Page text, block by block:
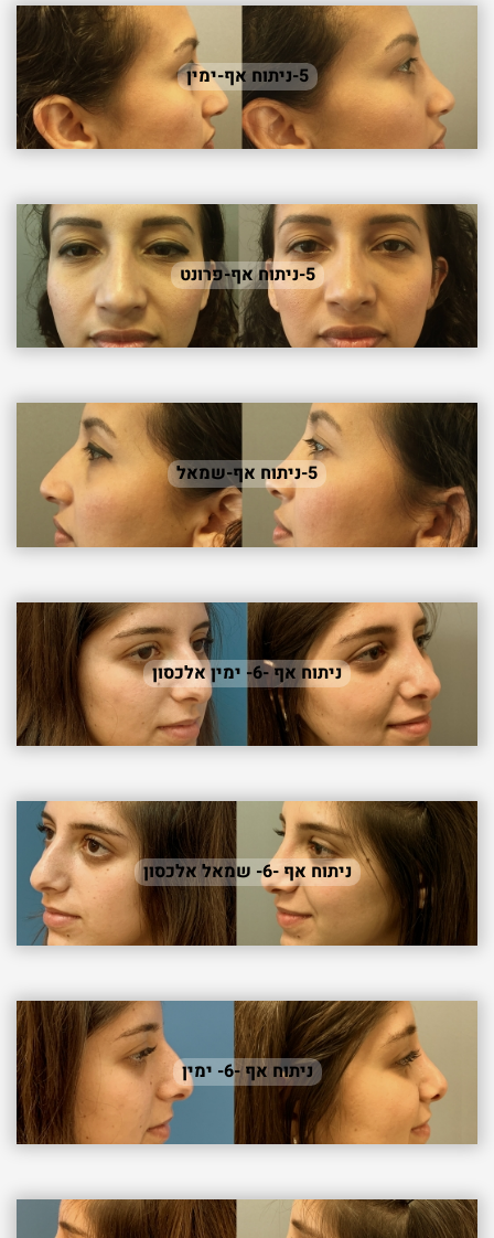
5-ניתוח אף-ימין
5-ניתוח אף-פרונט
5-ניתוח אף-שמאל
ניתוח אף -6- ימין אלכסון
ניתוח אף -6- שמאל אלכסון
ניתוח אף -6- ימין